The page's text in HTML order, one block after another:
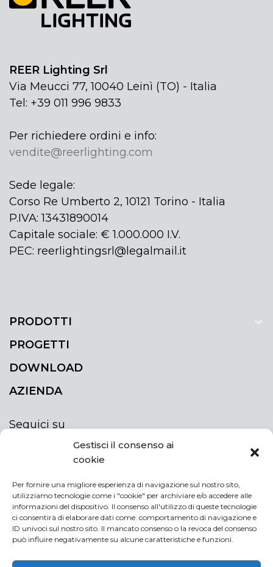
Gestisci il consenso ai
cookie
Per fornire una migliore esperienza di navigazione sul nostro sito,
utilizziamo tecnologie come i "cookie" per archiviare e/o accedere alle
informazioni del dispositivo. Il consenso all'utilizzo di queste tecnologie
ci consentirà di elaborare dati come: comportamento di navigazione e
ID univoci sul nostro sito. Il mancato consenso o la revoca del consenso
può influire negativamente su alcune caratteristiche e funzioni.
REER Lighting Srl
Via Meucci 77, 10040 Leinì (TO) - Italia
Tel: +39 011 996 9833
Per richiedere ordini e info:
vendite@reerlighting.com
Sede legale:
Corso Re Umberto 2, 10121 Torino - Italia
P.IVA: 13431890014
Capitale sociale: € 1.000.000 I.V.
PEC: reerlightingsrl@legalmail.it
PRODOTTI
PROGETTI
DOWNLOAD
AZIENDA
Seguici su
ISCRIVITI ALLA NEWSLETTER
Rimani sempre aggiornato iscrivendoti alla
newsletter
NEWSLETTER
If